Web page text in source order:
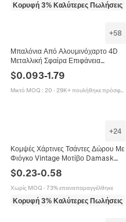
Κορυφή 3% Καλύτερες Πωλήσεις
+58
Μπαλόνια Από Αλουμινόχαρτο 4D
Μεταλλική Σφαίρα Επιφάνεια
Γενεθλίων Γάμου
$0.093-1.79
Μικτό MOQ : 20 · 29K+ πουλήθηκε πρόσφατα
+24
Κομψές Χάρτινες Τσάντες Δώρου Με
Φιόγκο Vintage Μοτίβο Damask
Πολυτελής Συσκευασία Για Γάμο
Γιορτή Πάρτι
$0.23-0.58
Χωρίς MOQ · 73% επαναπαραγγέλθηκε
Κορυφή 3% Καλύτερες Πωλήσεις